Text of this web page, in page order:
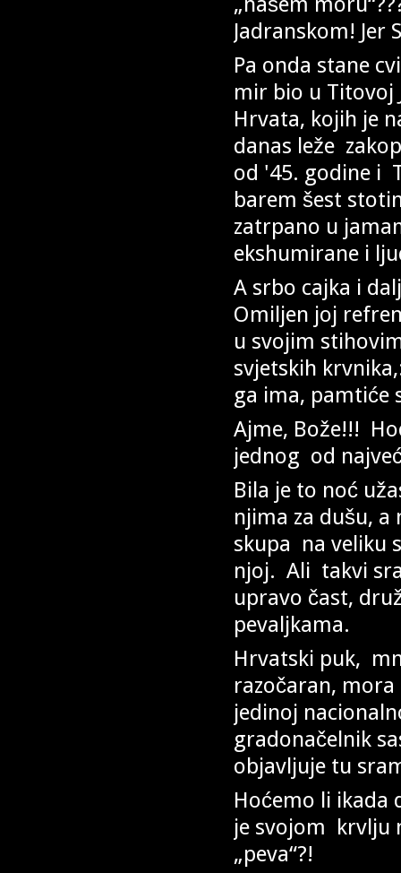
Jadranskom!
Pa onda stane
mir bio u Titovoj
Hrvata, kojih je
danas leže
od '45. godine i
barem šest
zatrpano u
ekshumirane i
A srbo cajka i
Omiljen joj
u svojim
svjetskih
ga ima, pamtiće
Ajme, Bože!!!
jednog od
Bila je to noć
njima za dušu,
skupa na veliku
njoj. Ali takvi
upravo čast,
pevaljkama.
Hrvatski puk,
razočaran,
jedinoj
gradonačelnik
objavljuje tu
Hoćemo li ikada
je svojom krvlju
„peva“?!